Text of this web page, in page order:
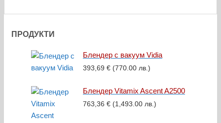
ПРОДУКТИ
Блендер с вакуум Vidia
393,69 € (770.00 лв.)
Блендер Vitamix Ascent A2500
763,36 € (1,493.00 лв.)